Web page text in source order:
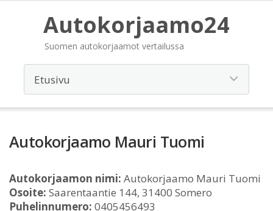
Autokorjaamo24
Suomen autokorjaamot vertailussa
Autokorjaamo Mauri Tuomi
Autokorjaamon nimi: Autokorjaamo Mauri Tuomi
Osoite: Saarentaantie 144, 31400 Somero
Puhelinnumero: 0405456493